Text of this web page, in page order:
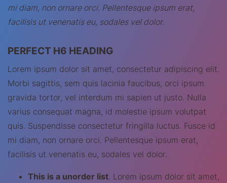
mi diam, non ornare orci. Pellentesque ipsum erat,
facilisis ut venenatis eu, sodales vel dolor.
PERFECT H6 HEADING
Lorem ipsum dolor sit amet, consectetur adipiscing elit.
Morbi sagittis, sem quis lacinia faucibus, orci ipsum
gravida tortor, vel interdum mi sapien ut justo. Nulla
varius consequat magna, id molestie ipsum volutpat
quis. Suspendisse consectetur fringilla luctus. Fusce id
mi diam, non ornare orci. Pellentesque ipsum erat,
facilisis ut venenatis eu, sodales vel dolor.
This is a unorder list. Lorem ipsum dolor sit amet,